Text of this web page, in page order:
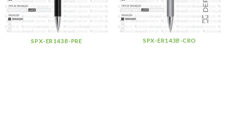
SPX-ER143B-PRE SPX-ER143B-CRO